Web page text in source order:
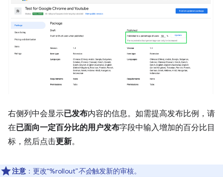
右侧列中会显示已发布内容的信息。如需提高发布比例，请
在已面向一定百分比的用户发布字段中输入增加的百分比目
标，然后点击更新。
注意 ：更改“%rollout”不会触发新的审核。